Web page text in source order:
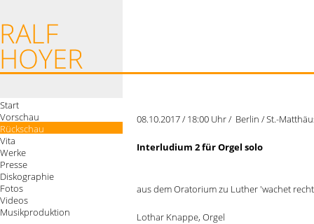
Start
Vorschau
Rückschau
Vita
Werke
Presse
Diskographie
Fotos
Videos
Musikproduktion
08.10.2017 / 18:00 Uhr / Berlin / St.-
Interludium 2 für Orgel solo
aus dem Oratorium zu Luther 'wachet
Lothar Knappe, Orgel